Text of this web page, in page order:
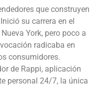
que construyen
su carrera en el
York, pero poco a
radicaba en
consumidores.
de Rappi, aplicación
personal 24/7, la única